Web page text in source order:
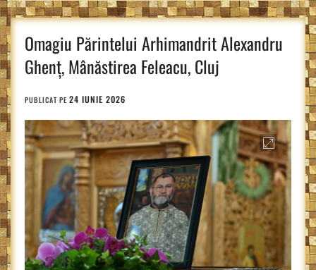
Omagiu Părintelui Arhimandrit Alexandru
Ghenț, Mânăstirea Feleacu, Cluj
PUBLICAT PE 24 IUNIE 2026